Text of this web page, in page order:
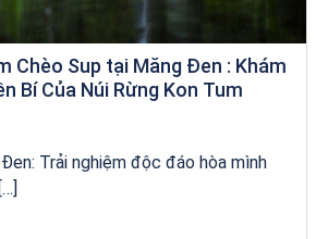
Chèo Sup tại Măng Đen : Khám
Bí Của Núi Rừng Kon Tum
Trải nghiệm độc đáo hòa mình